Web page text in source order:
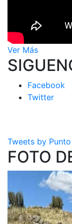
Ver Más
Facebook
Twitter
Tweets by
FOTO